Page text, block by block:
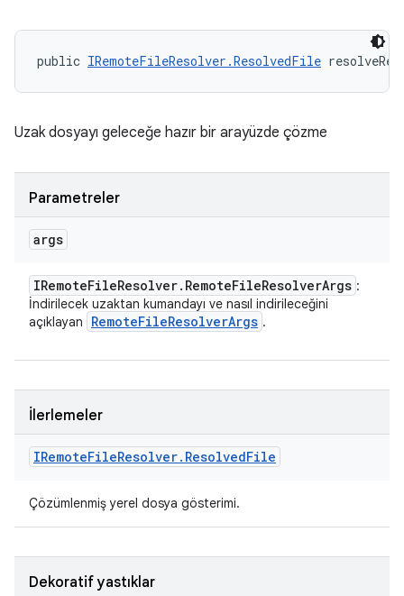
public IRemoteFileResolver.ResolvedFile
Uzak dosyayı geleceğe hazır bir arayüzde çözme
Parametreler
args
IRemoteFileResolver. RemoteFileResolverArgs :
İndirilecek uzaktan kumandayı ve nasıl indirileceğini
açıklayan
RemoteFileResolverArgs .
İlerlemeler
IRemoteFileResolver. ResolvedFile
Çözümlenmiş yerel dosya gösterimi.
Dekoratif yastıklar